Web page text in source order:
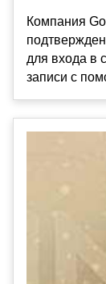
Компания
для входа в
записи с